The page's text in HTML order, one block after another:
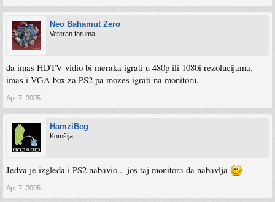
Neo Bahamut Zero
Veteran foruma
da imas HDTV vidio bi meraka igrati u 480p ili 1080i rezolucijama.
imas i VGA box za PS2 pa mozes igrati na monitoru.
Apr 7, 2005
HamziBeg
Komšija
Jedva je izgleda i PS2 nabavio... jos taj monitora da nabavlja
Apr 7, 2005